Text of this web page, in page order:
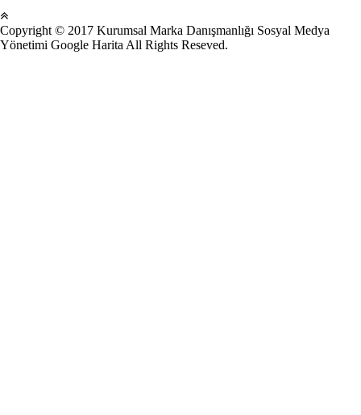
Copyright © 2017 Kurumsal Marka Danışmanlığı Sosyal Medya
Yönetimi Google Harita All Rights Reseved.